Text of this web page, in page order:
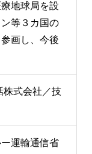
地球局を設
等３カ国の
画し、今後
株式会社／技
運輸通信省